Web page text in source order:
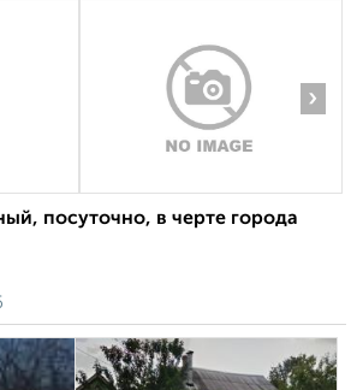
›
посуточно, в черте города